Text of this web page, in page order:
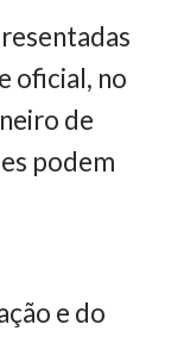
oficial, no
de
podem
e do